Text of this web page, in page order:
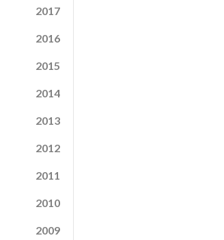
2017
2016
2015
2014
2013
2012
2011
2010
2009